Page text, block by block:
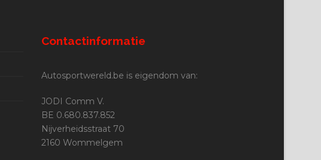
Contactinformatie
Autosportwereld.be is eigendom van:
JODI Comm V.
BE 0.680.837.852
Nijverheidsstraat 70
2160 Wommelgem